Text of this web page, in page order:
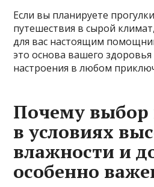
Если вы планируете
путешествия в сырой
для вас настоящим
это основа вашего
настроения в любом
Почему выбор
в условиях
влажности и
особенно